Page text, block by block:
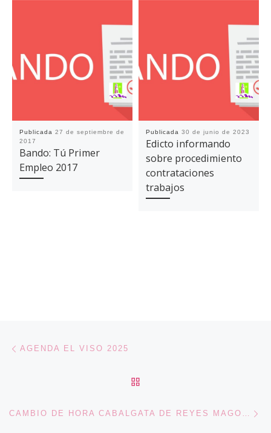
Publicada 27 de septiembre de
2017
Bando: Tú Primer
Empleo 2017
Publicada 30 de junio de 2023
Edicto informando
sobre procedimiento
contrataciones
trabajos
Navegación de entradas
AGENDA EL VISO 2025
CAMBIO DE HORA CABALGATA DE REYES MAGOS 2025